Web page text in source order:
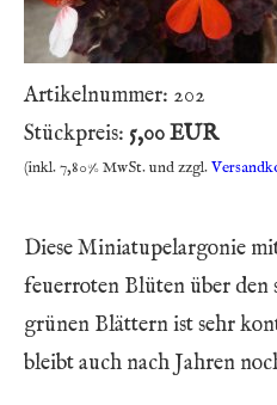
Artikelnummer: 202
Stückpreis: 5,00 EUR
(inkl. 7,80% MwSt. und zzgl.
Diese Miniatupelargonie
feuerroten Blüten über den
grünen Blättern ist sehr
bleibt auch nach Jahren